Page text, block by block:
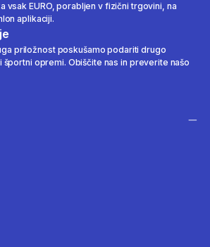
vsak EURO, porabljen v fizični trgovini, na
aplikaciji.
priložnost poskušamo podariti drugo
opremi. Obiščite nas in preverite našo